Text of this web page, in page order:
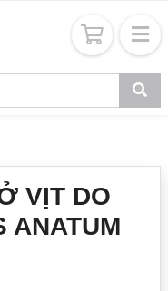
VỊT DO
ANATUM